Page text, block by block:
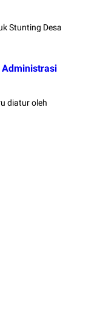
Stunting Desa
Administrasi
diatur oleh